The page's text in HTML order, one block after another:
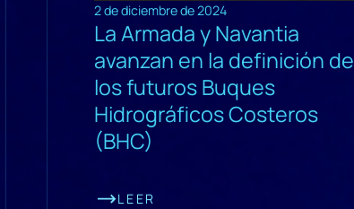
2 de diciembre de 2024
La Armada y Navantia
avanzan en la definición de
los futuros Buques
Hidrográficos Costeros
(BHC)
LEER